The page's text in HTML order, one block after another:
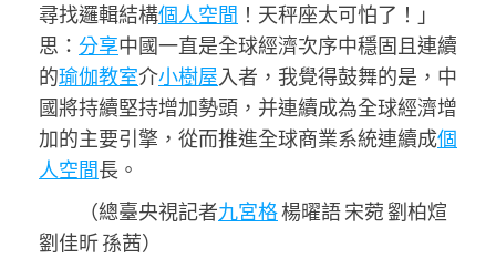
尋找邏輯結構個人空間 ！天秤座太可怕了！」
思： 分享中國一直是全球經濟次序中穩固且連續
的瑜伽教室介小樹屋入者，我覺得鼓舞的是，中
國將持續堅持增加勢頭，并連續成為全球經濟增
加的主要引擎，從而推進全球商業系統連續成個
人空間長。
（總臺央視記者九宮格楊曜語 宋菀 劉柏煊
劉佳昕 孫茜）